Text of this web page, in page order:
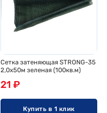
Сетка затеняющая STRONG-35
2,0х50м зеленая (100кв.м)
21 ₽
Купить в 1 клик